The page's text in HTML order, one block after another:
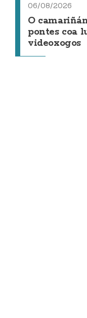
06/08/2026
O
pontes coa
videoxogos